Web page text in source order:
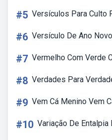
#5 Versículos Para Culto
#6 Versículo De Ano
#7 Vermelho Com Verde
#8 Verdades Para
#9 Vem Cá Menino Vem
#10 Variação De Entalpia